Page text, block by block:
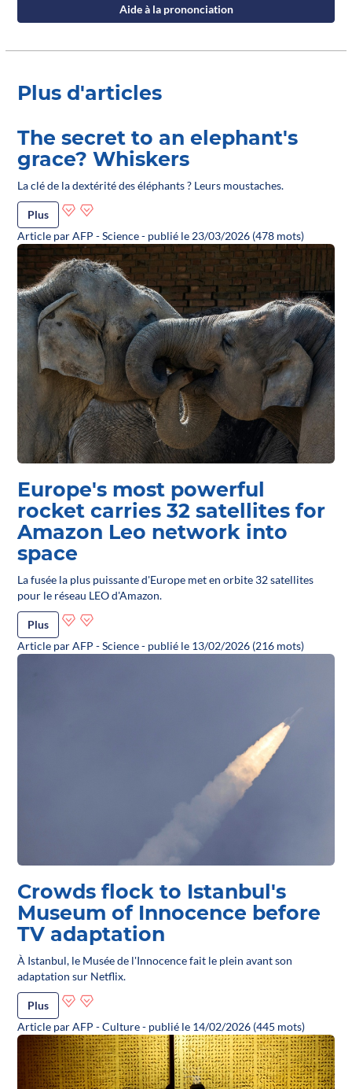
Aide à la prononciation
Plus d'articles
The secret to an elephant's
grace? Whiskers
La clé de la dextérité des éléphants ? Leurs moustaches.
Plus
Article par AFP - Science - publié le 23/03/2026 (478 mots)
Europe's most powerful
rocket carries 32 satellites for
Amazon Leo network into
space
La fusée la plus puissante d'Europe met en orbite 32 satellites
pour le réseau LEO d'Amazon.
Plus
Article par AFP - Science - publié le 13/02/2026 (216 mots)
Crowds flock to Istanbul's
Museum of Innocence before
TV adaptation
À Istanbul, le Musée de l'Innocence fait le plein avant son
adaptation sur Netflix.
Plus
Article par AFP - Culture - publié le 14/02/2026 (445 mots)